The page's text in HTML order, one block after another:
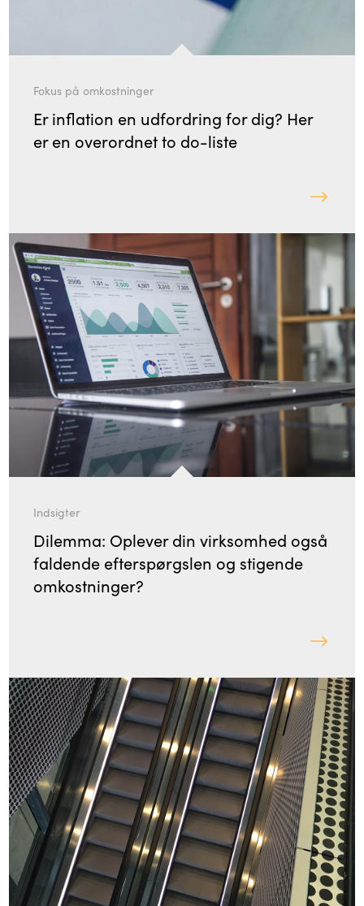
Fokus på omkostninger
Er inflation en udfordring for dig? Her
er en overordnet to do-liste
Indsigter
Dilemma: Oplever din virksomhed også
faldende efterspørgslen og stigende
omkostninger?